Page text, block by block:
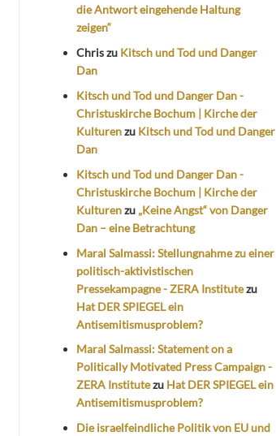
die Antwort eingehende Haltung
zeigen“
Chriszu Kitsch und Tod und Danger
Dan
Kitsch und Tod und Danger Dan -
Christuskirche Bochum | Kirche der
Kulturenzu Kitsch und Tod und Danger
Dan
Kitsch und Tod und Danger Dan -
Christuskirche Bochum | Kirche der
Kulturenzu „Keine Angst“ von Danger
Dan – eine Betrachtung
Maral Salmassi: Stellungnahme zu einer
politisch-aktivistischen
Pressekampagne - ZERA Institutezu
Hat DER SPIEGEL ein
Antisemitismusproblem?
Maral Salmassi: Statement on a
Politically Motivated Press Campaign -
ZERA Institutezu Hat DER SPIEGEL ein
Antisemitismusproblem?
Die israelfeindliche Politik von EU und